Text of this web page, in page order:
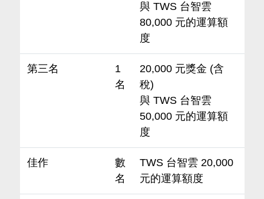
與 TWS 台智雲
80,000 元的運算額
度
第三名
1
名
20,000 元獎金 (含
稅)
與 TWS 台智雲
50,000 元的運算額
度
佳作
數
名
TWS 台智雲 20,000
元的運算額度